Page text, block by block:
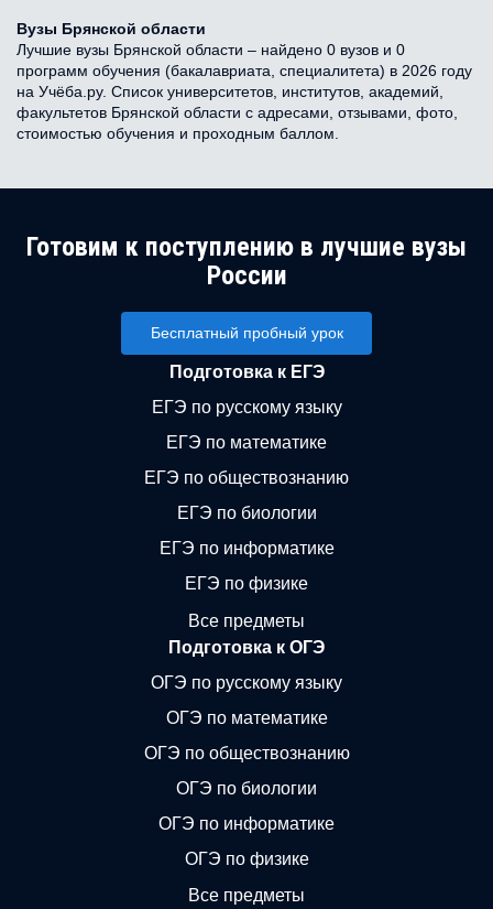
Вузы Брянской области
Лучшие вузы Брянской области – найдено 0 вузов и 0
программ обучения (бакалавриата, специалитета) в 2026 году
на Учёба.ру. Список университетов, институтов, академий,
факультетов Брянской области с адресами, отзывами, фото,
стоимостью обучения и проходным баллом.
Готовим к поступлению в лучшие вузы
России
Бесплатный пробный урок
Подготовка к ЕГЭ
ЕГЭ по русскому языку
ЕГЭ по математике
ЕГЭ по обществознанию
ЕГЭ по биологии
ЕГЭ по информатике
ЕГЭ по физике
Все предметы
Подготовка к ОГЭ
ОГЭ по русскому языку
ОГЭ по математике
ОГЭ по обществознанию
ОГЭ по биологии
ОГЭ по информатике
ОГЭ по физике
Все предметы